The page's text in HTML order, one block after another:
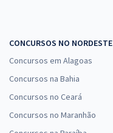
CONCURSOS NO NORDESTE
Concursos em Alagoas
Concursos na Bahia
Concursos no Ceará
Concursos no Maranhão